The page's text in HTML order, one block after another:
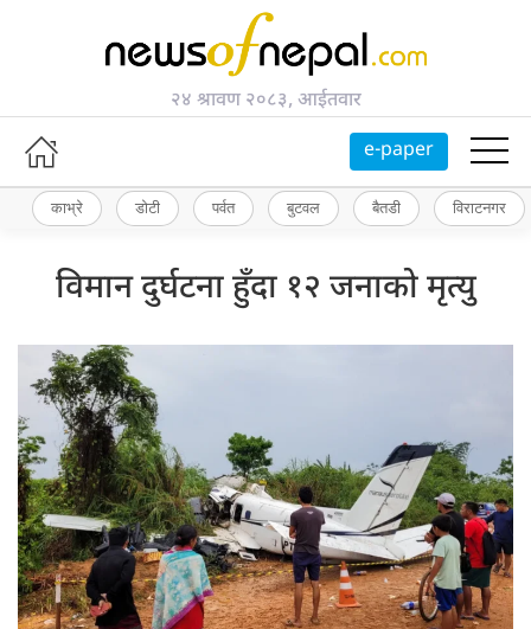
२४ श्रावण २०८३, आईतवार
e-paper
काभ्रे डोटी पर्वत बुटवल बैतडी विराटनगर
विमान दुर्घटना हुँदा १२ जनाको मृत्यु